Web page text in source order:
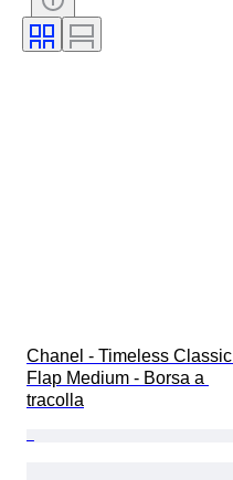
Motivo
Chanel - Timeless Classic
Flap Medium - Borsa a
tracolla